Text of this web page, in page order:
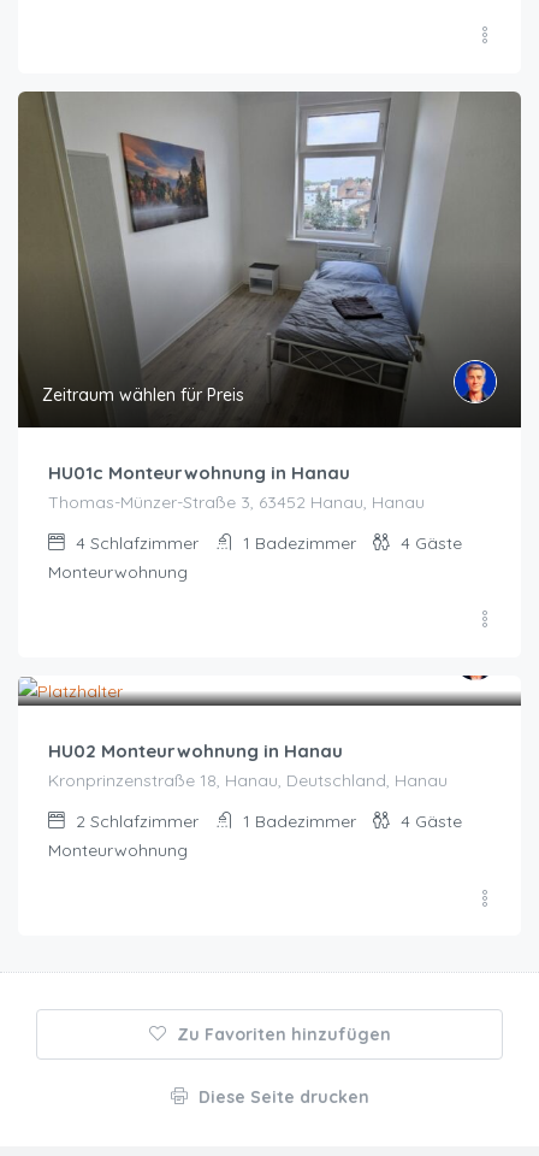
Zeitraum wählen für Preis
HU01c Monteurwohnung in Hanau
Thomas-Münzer-Straße 3, 63452 Hanau, Hanau
4 Schlafzimmer 1 Badezimmer 4 Gäste
Monteurwohnung
HU02 Monteurwohnung in Hanau
Kronprinzenstraße 18, Hanau, Deutschland, Hanau
2 Schlafzimmer 1 Badezimmer 4 Gäste
Monteurwohnung
Zu Favoriten hinzufügen
Diese Seite drucken